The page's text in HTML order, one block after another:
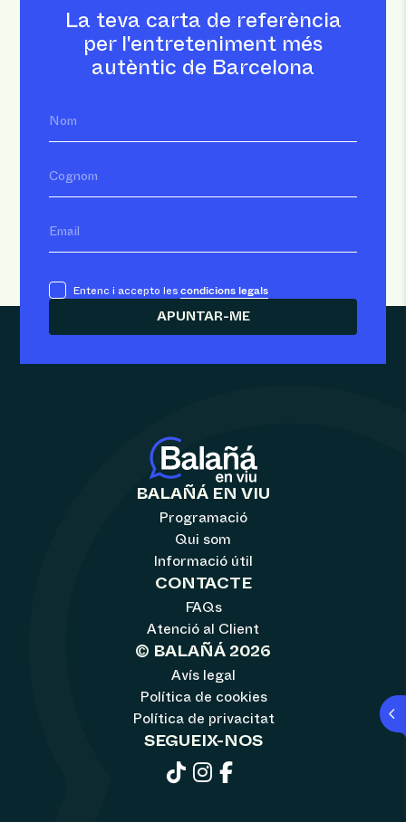
La teva carta de referència
per l'entreteniment més
autèntic de Barcelona
Nom
Cognom
Email
Entenc i accepto lescondicions legals
BALAÑÁ EN VIU
Programació
Qui som
Informació útil
CONTACTE
FAQs
Atenció al Client
© BALAÑÁ 2026
Avís legal
Política de cookies
Política de privacitat
SEGUEIX-NOS